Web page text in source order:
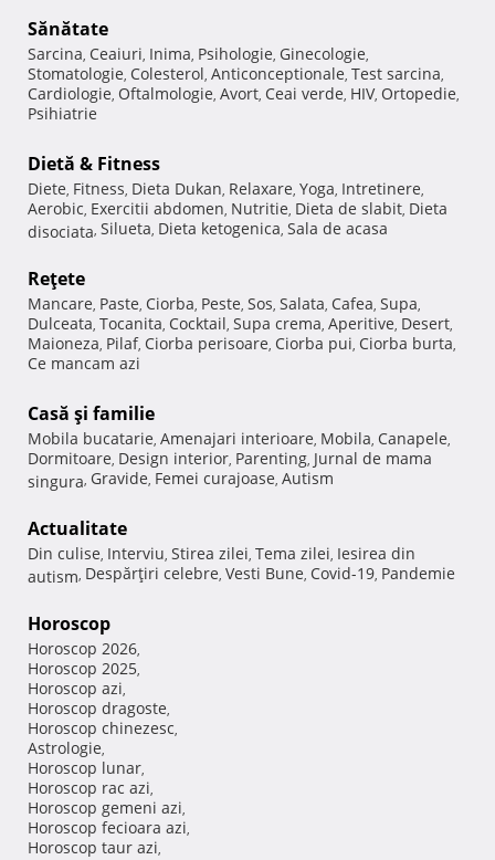
Sănătate
Sarcina, Ceaiuri, Inima, Psihologie, Ginecologie,
Stomatologie, Colesterol, Anticonceptionale, Test sarcina,
Cardiologie, Oftalmologie, Avort, Ceai verde, HIV, Ortopedie,
Psihiatrie
Dietă & Fitness
Diete, Fitness, Dieta Dukan, Relaxare, Yoga, Intretinere,
Aerobic, Exercitii abdomen, Nutritie, Dieta de slabit, Dieta
disociata, Silueta, Dieta ketogenica, Sala de acasa
Reţete
Mancare, Paste, Ciorba, Peste, Sos, Salata, Cafea, Supa,
Dulceata, Tocanita, Cocktail, Supa crema, Aperitive, Desert,
Maioneza, Pilaf, Ciorba perisoare, Ciorba pui, Ciorba burta,
Ce mancam azi
Casă şi familie
Mobila bucatarie, Amenajari interioare, Mobila, Canapele,
Dormitoare, Design interior, Parenting, Jurnal de mama
singura, Gravide, Femei curajoase, Autism
Actualitate
Din culise, Interviu, Stirea zilei, Tema zilei, Iesirea din
autism, Despărţiri celebre, Vesti Bune, Covid-19, Pandemie
Horoscop
Horoscop 2026,
Horoscop 2025,
Horoscop azi,
Horoscop dragoste,
Horoscop chinezesc,
Astrologie,
Horoscop lunar,
Horoscop rac azi,
Horoscop gemeni azi,
Horoscop fecioara azi,
Horoscop taur azi,